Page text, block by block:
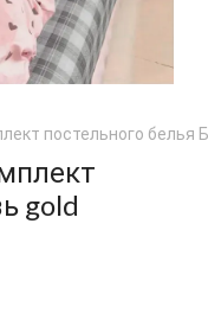
постельного белья
gold